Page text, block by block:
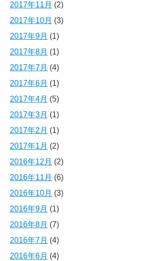
2017年11月 (2)
2017年10月 (3)
2017年9月 (1)
2017年8月 (1)
2017年7月 (4)
2017年6月 (1)
2017年4月 (5)
2017年3月 (1)
2017年2月 (1)
2017年1月 (2)
2016年12月 (2)
2016年11月 (6)
2016年10月 (3)
2016年9月 (1)
2016年8月 (7)
2016年7月 (4)
2016年6月 (4)